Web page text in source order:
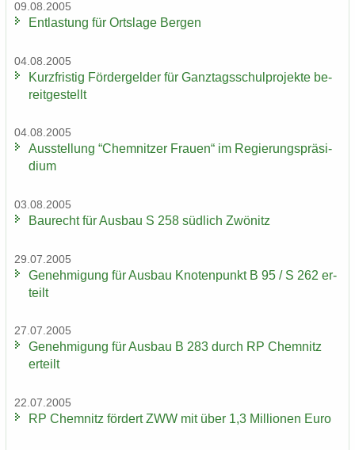
09.08.2005
Ent­las­tung für Orts­la­ge Ber­gen
04.08.2005
Kurz­fris­tig För­der­gel­der für Ganz­tags­schul­pro­jek­te be­
reit­ge­stellt
04.08.2005
Aus­stel­lung “Chem­nit­zer Frau­en“ im Re­gie­rungs­prä­si­
di­um
03.08.2005
Bau­recht für Aus­bau S 258 süd­lich Zwö­nitz
29.07.2005
Ge­neh­mi­gung für Aus­bau Kno­ten­punkt B 95 / S 262 er­
teilt
27.07.2005
Ge­neh­mi­gung für Aus­bau B 283 durch RP Chem­nitz
er­teilt
22.07.2005
RP Chem­nitz för­dert ZWW mit über 1,3 Mil­lio­nen Euro